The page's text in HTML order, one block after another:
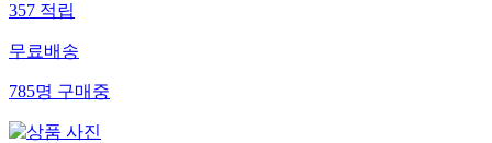
357적립
무료배송
785명구매중